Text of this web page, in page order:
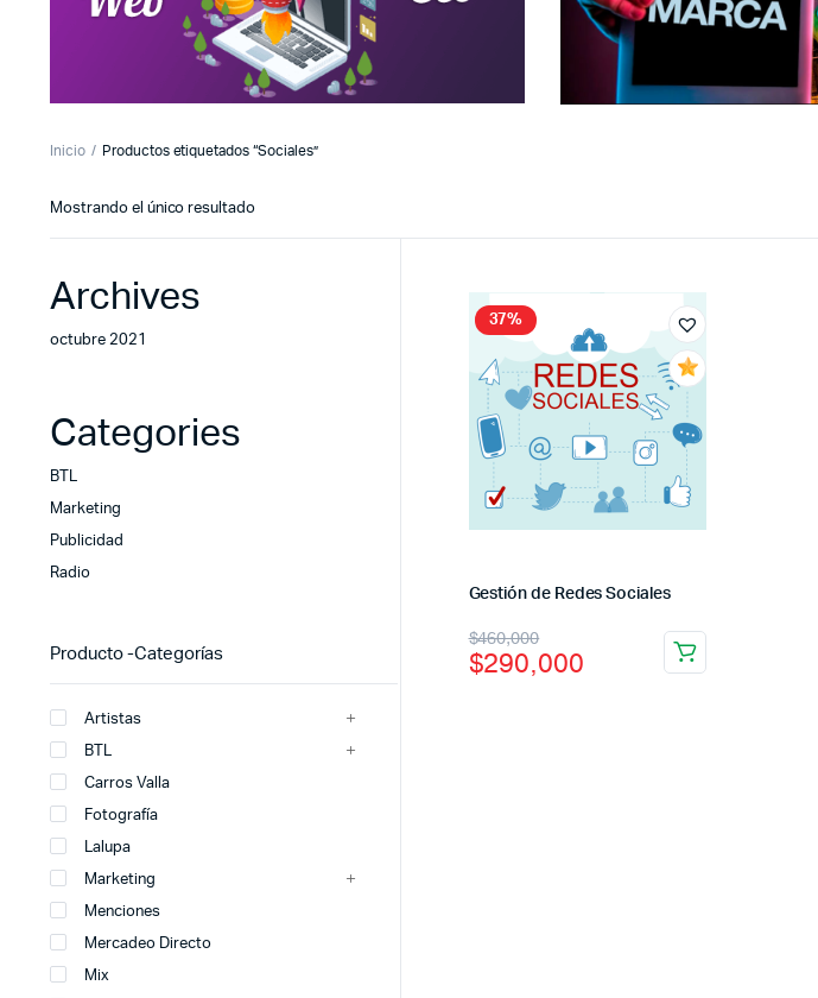
Inicio Productos etiquetados “Sociales”
Mostrando el único resultado
37%
Gestión de Redes Sociales
$460,000
El
precio
$290,000
El
precio
Archives
octubre 2021
Categories
BTL
Marketing
Publicidad
Radio
Producto -Categorías
Artistas
BTL
Carros Valla
Fotografía
Lalupa
Marketing
Menciones
Mercadeo Directo
Mix